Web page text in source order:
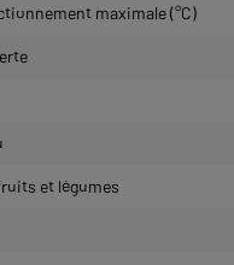
maximale (°C)
et légumes